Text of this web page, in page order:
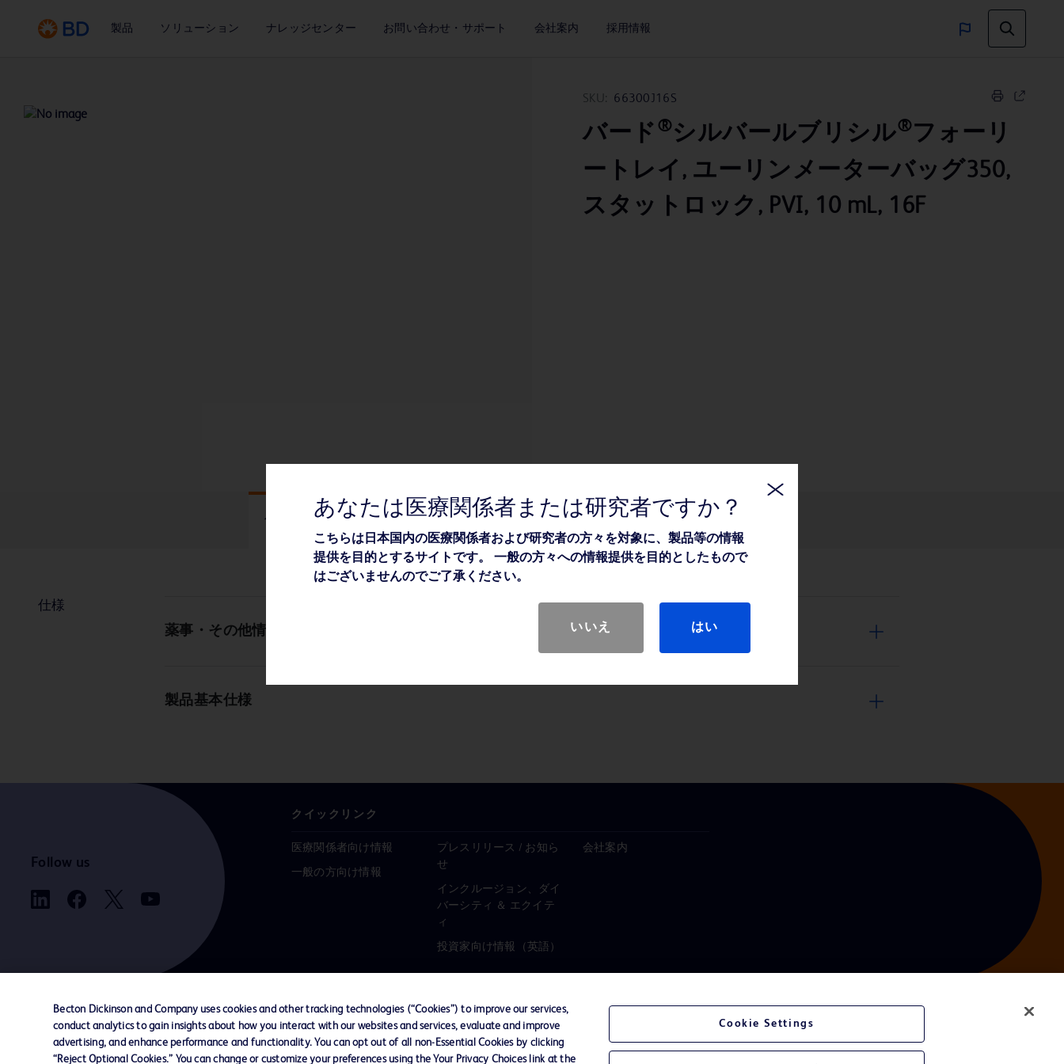
製品 ソリューション ナレッジセンター お問い合わせ・サポート 会社案内 採用情報
SKU: 66300J16S
バード ®シルバールブリシル®フォーリ
ートレイ, ユーリンメーターバッグ350,
スタットロック, PVI, 10 mL, 16F
仕様
仕様
薬事・その他情報
製品基本仕様
Follow us
クイックリンク
医療関係者向け情報
一般の方向け情報
プレスリリース / お知ら
せ
インクルージョン、ダイ
バーシティ ＆ エクイテ
ィ
投資家向け情報（英語）
会社案内
お問い合わせ Cookie Preferences プライバシーポリシー ご利用規約
あなたは医療関係者または研究者ですか？
こちらは日本国内の医療関係者および研究者の方々を対象に、製品等の情報
提供を目的とするサイトです。 一般の方々への情報提供を目的としたもので
はございませんのでご了承ください。
いいえ はい
Becton Dickinson and Company uses cookies and other tracking technologies (“Cookies”) to improve our services,
conduct analytics to gain insights about how you interact with our websites and services, evaluate and improve
advertising, and enhance performance and functionality. You can opt out of all non-Essential Cookies by clicking
“Reject Optional Cookies.” You can change or customize your preferences using the Your Privacy Choices link at the
Cookie Settings